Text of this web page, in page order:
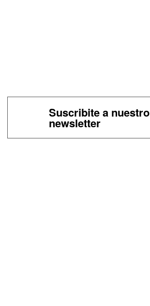
Suscribite a nuestro
newsletter